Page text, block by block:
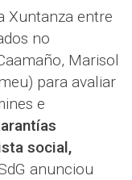
Xuntanza entre
no
Marisol
para avaliar
e
social,
anunciou